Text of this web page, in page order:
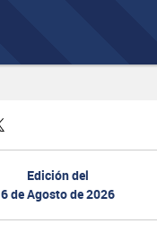
Edición del
6 de Agosto de 2026